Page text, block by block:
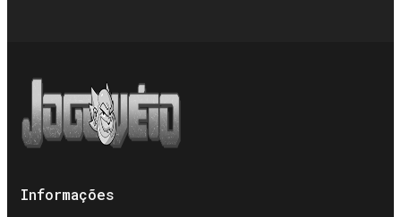
Informações